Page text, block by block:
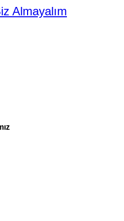
Almayalım
Gücünü Yeniden
ve Örgütlenmesi
Bir
Geçmişteki